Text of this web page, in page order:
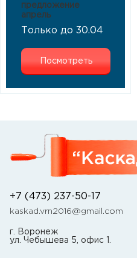
предложение
апрель
Только до 30.04
Посмотреть
+7 (473) 237-50-17
kaskad.vrn2016@gmail.com
г. Воронеж
ул. Чебышева 5, офис 1.